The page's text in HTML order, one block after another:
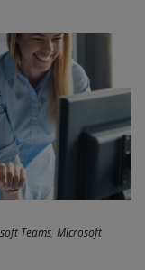
Teams, Microsoft